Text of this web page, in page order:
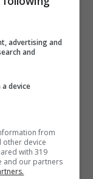
nuovo
Detroit:
la
legata
gli
di questo
il
advertising and
and
device
from
other device
with 319
and our partners